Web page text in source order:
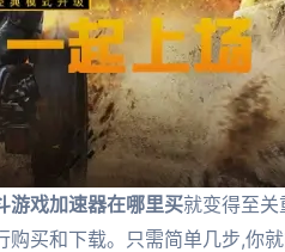
游戏加速器在哪里买就变得至
买和下载。只需简单几步,你